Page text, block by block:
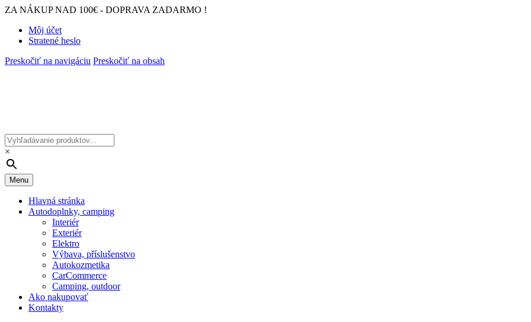
ZA NÁKUP NAD 100€ - DOPRAVA ZADARMO !
Môj účet
Stratené heslo
Preskočiť na navigáciu Preskočiť na obsah
×
Menu
Hlavná stránka
Autodoplnky, camping
Interiér
Exteriér
Elektro
Výbava, příslušenstvo
Autokozmetika
CarCommerce
Camping, outdoor
Ako nakupovať
Kontakty